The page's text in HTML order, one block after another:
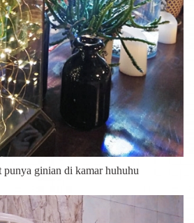
punya ginian di kamar huhuhu